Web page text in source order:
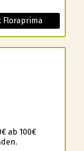
Floraprima
ab 100€